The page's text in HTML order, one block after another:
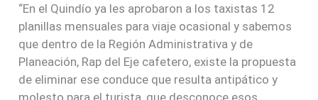
“En el Quindío ya les aprobaron a los taxistas 12
planillas mensuales para viaje ocasional y sabemos
que dentro de la Región Administrativa y de
Planeación, Rap del Eje cafetero, existe la propuesta
de eliminar ese conduce que resulta antipático y
molesto para el turista, que desconoce esos